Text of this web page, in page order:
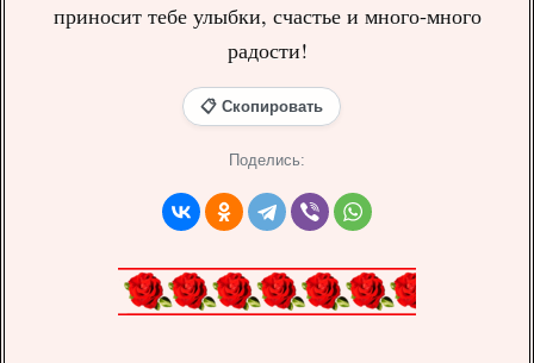
приносит тебе улыбки, счастье и много-много
радости!
📋 Скопировать
Поделись: